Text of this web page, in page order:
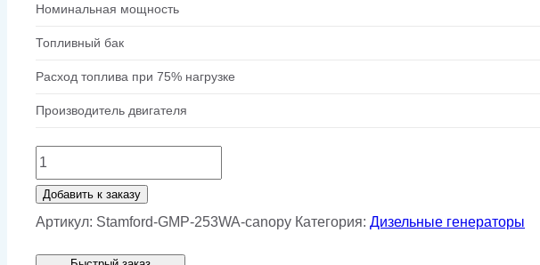
Номинальная мощность
Топливный бак
Расход топлива при 75% нагрузке
Производитель двигателя
Количество
товара
Генератор
Добавить к заказу
Артикул: Stamford-GMP-253WA-canopy Категория: Дизельные генераторы